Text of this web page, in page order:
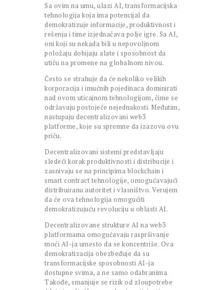
Sa ovim na umu, ulazi AI, transformacijska
tehnologija koja ima potencijal da
demokratizuje informacije, produktivnost i
rešenja i time izjednačava polje igre. Sa AI,
oni koji su nekada bili u nepovoljnom
položaju dobijaju alate i sposobnost da
utiču na promene na globalnom nivou.
Često se strahuje da će nekoliko velikih
korporacija i imućnih pojedinaca dominirati
nad ovom uticajnom tehnologijom, čime se
održavaju postojeće nejednakosti. Međutim,
nastupaju decentralizovani web3
platforme, koje su spremne da izazovu ovu
priču.
Decentralizovani sistemi predstavljaju
sledeći korak produktivnosti i distribucije i
zasnivaju se na principima blockchain i
smart contract tehnologije, omogućavajući
distribuiranu autoritet i vlasništvo. Verujem
da će ova tehnologija omogućiti
demokratizujuću revoluciju u oblasti AI.
Decentralizovane strukture AI na web3
platformama omogućavaju raspršivanje
moći AI-ja umesto da se koncentriše. Ova
demokratizacija obezbeđuje da su
transformacijske sposobnosti AI-ja
dostupne svima, a ne samo odabranima.
Takođe, smanjuje se rizik od zloupotrebe